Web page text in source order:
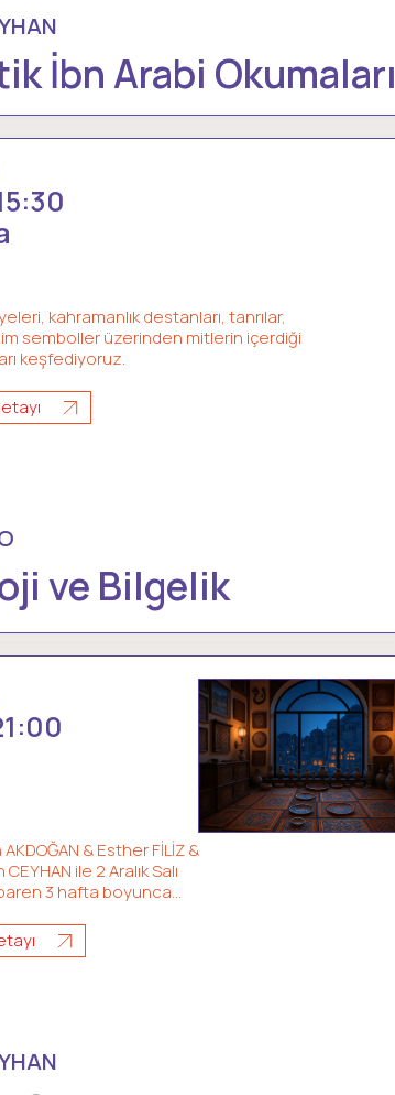
İbn Arabi Okumaları
kahramanlık destanları, tanrılar,
semboller üzerinden mitlerin içerdiği
keşfediyoruz.
ve Bilgelik
& Esther FİLİZ &
ile 2 Aralık Salı
3 hafta boyunca